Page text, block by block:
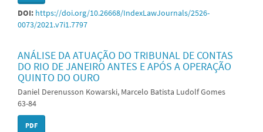
DOI: https://doi.org/10.26668/IndexLawJournals/2526-
0073/2021.v7i1.7797
ANÁLISE DA ATUAÇÃO DO TRIBUNAL DE CONTAS
DO RIO DE JANEIRO ANTES E APÓS A OPERAÇÃO
QUINTO DO OURO
Daniel Derenusson Kowarski, Marcelo Batista Ludolf Gomes
63-84
PDF